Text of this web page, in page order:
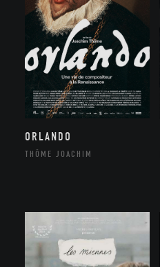
ORLANDO
THÔME JOACHIM